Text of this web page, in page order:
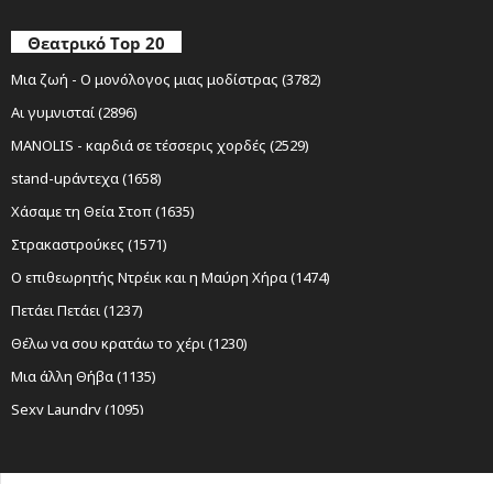
Θεατρικό Top 20
Μια ζωή - Ο μονόλογος μιας μοδίστρας (3782)
Αι γυμνισταί (2896)
MANOLIS - καρδιά σε τέσσερις χορδές (2529)
stand-upάντεχα (1658)
Χάσαμε τη Θεία Στοπ (1635)
Στρακαστρούκες (1571)
Ο επιθεωρητής Ντρέικ και η Μαύρη Χήρα (1474)
Πετάει Πετάει (1237)
Θέλω να σου κρατάω το χέρι (1230)
Μια άλλη Θήβα (1135)
Sexy Laundry (1095)
Ο Σώζων Εαυτόν Σωθήτω (1019)